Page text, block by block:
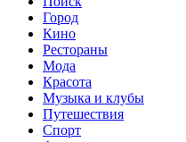
Город
Кино
Рестораны
Мода
Красота
Музыка и клубы
Путешествия
Спорт